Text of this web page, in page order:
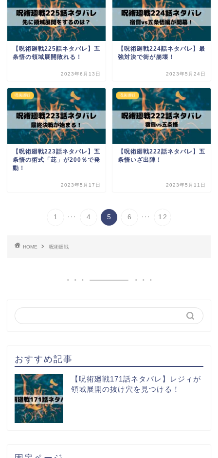
【呪術廻戦225話ネタバレ】五
条悟の領域展開敗れる！
2023年6月13日
【呪術廻戦224話ネタバレ】最
強対決で街が崩壊！
2023年5月24日
呪術廻戦
【呪術廻戦223話ネタバレ】五
条悟の術式「茈」が200％で発
動！
2023年5月17日
呪術廻戦
【呪術廻戦222話ネタバレ】五
条悟いざ出陣！
2023年5月11日
1 ... 4 5 6 ... 12
HOME 呪術廻戦
おすすめ記事
【呪術廻戦171話ネタバレ】レジィが
領域展開の抜け穴を見つける！